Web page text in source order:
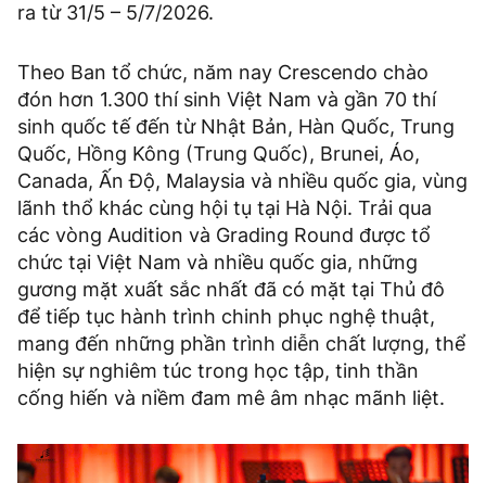
ra từ 31/5 – 5/7/2026.
Theo Ban tổ chức, năm nay Crescendo chào
đón hơn 1.300 thí sinh Việt Nam và gần 70 thí
sinh quốc tế đến từ Nhật Bản, Hàn Quốc, Trung
Quốc, Hồng Kông (Trung Quốc), Brunei, Áo,
Canada, Ấn Độ, Malaysia và nhiều quốc gia, vùng
lãnh thổ khác cùng hội tụ tại Hà Nội. Trải qua
các vòng Audition và Grading Round được tổ
chức tại Việt Nam và nhiều quốc gia, những
gương mặt xuất sắc nhất đã có mặt tại Thủ đô
để tiếp tục hành trình chinh phục nghệ thuật,
mang đến những phần trình diễn chất lượng, thể
hiện sự nghiêm túc trong học tập, tinh thần
cống hiến và niềm đam mê âm nhạc mãnh liệt.